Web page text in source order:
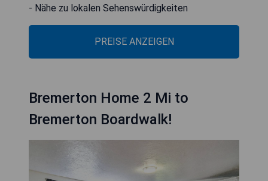
- Nähe zu lokalen Sehenswürdigkeiten
PREISE ANZEIGEN
Bremerton Home 2 Mi to
Bremerton Boardwalk!